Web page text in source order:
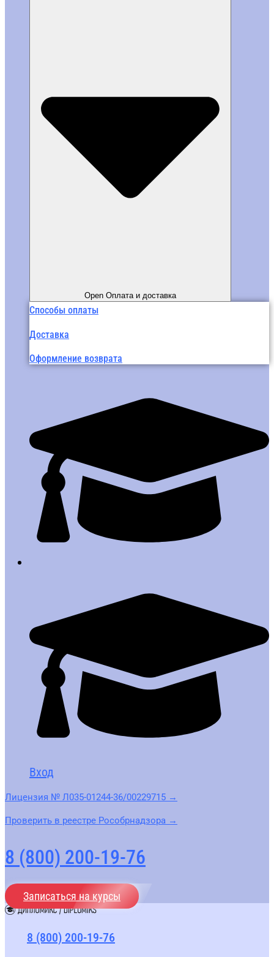
Open Оплата и доставка
Способы оплаты
Доставка
Оформление возврата
Вход
Лицензия № Л035-01244-36/00229715 →
Проверить в реестре Рособрнадзора →
8 (800) 200-19-76
Записаться на курсы
8 (800) 200-19-76